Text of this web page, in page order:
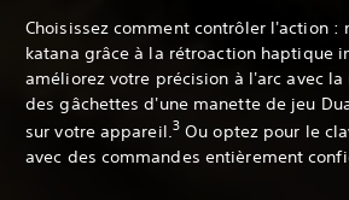
Choisissez comment contrôler l'action :
katana grâce à la rétroaction haptique
améliorez votre précision à l'arc avec
des gâchettes d'une manette de jeu
sur votre appareil.3 Ou optez pour le
avec des commandes entièrement